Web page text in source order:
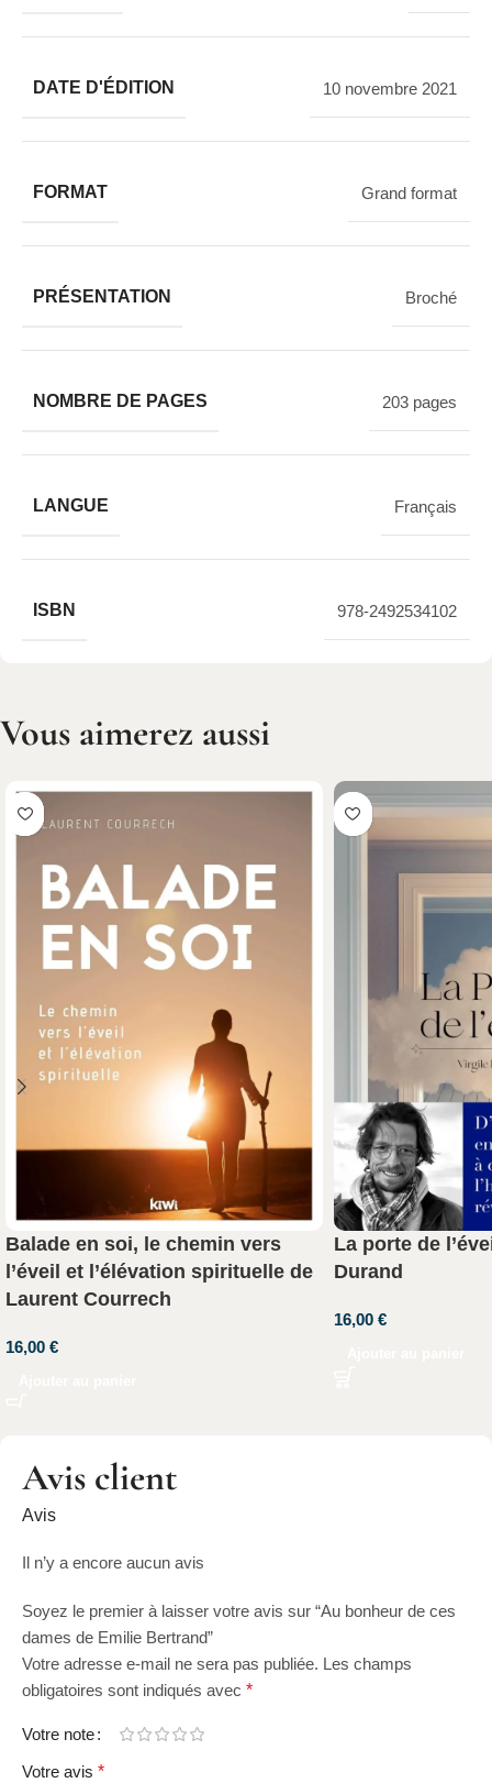
DATE D'ÉDITION 10 novembre 2021
FORMAT Grand format
PRÉSENTATION Broché
NOMBRE DE PAGES 203 pages
LANGUE Français
ISBN 978-2492534102
Vous aimerez aussi
Balade en soi, le chemin vers
l’éveil et l’élévation spirituelle de
Laurent Courrech
16,00 €
La porte de
Durand
16,00 €
Avis client
Avis
Il n’y a encore aucun avis
Soyez le premier à laisser votre avis sur “Au bonheur de ces
dames de Emilie Bertrand”
Votre adresse e-mail ne sera pas publiée. Les champs
obligatoires sont indiqués avec *
Votre note
Votre avis *